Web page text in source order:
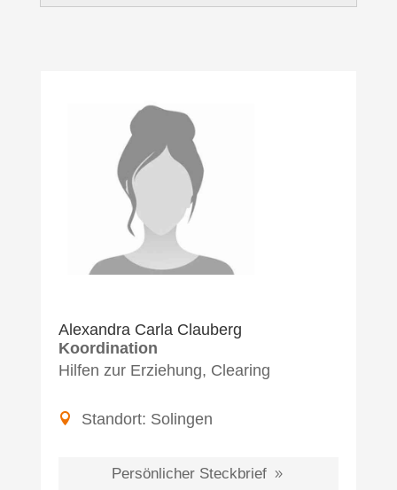
Alexandra Carla Clauberg
Koordination
Hilfen zur Erziehung, Clearing
Standort: Solingen
Persönlicher Steckbrief